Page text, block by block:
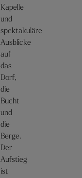
Kapelle
und
spektakuläre
Ausblicke
auf
das
Dorf,
die
Bucht
und
die
Berge.
Der
Aufstieg
ist